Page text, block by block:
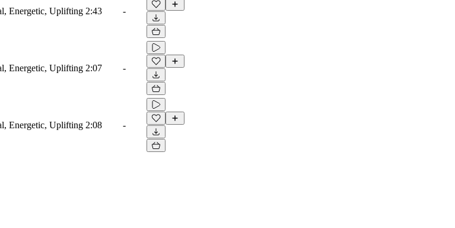
Energetic, Uplifting 2:43 -
Energetic, Uplifting 2:07 -
Energetic, Uplifting 2:08 -